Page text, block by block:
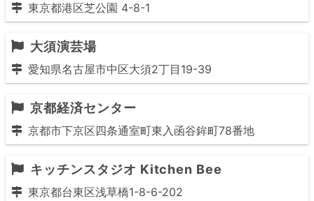
東京都港区芝公園 4-8-1
大須演芸場
愛知県名古屋市中区大須2丁目19-39
京都経済センター
京都市下京区四条通室町東入函谷鉾町78番地
キッチンスタジオ Kitchen Bee
東京都台東区浅草橋1-8-6-202